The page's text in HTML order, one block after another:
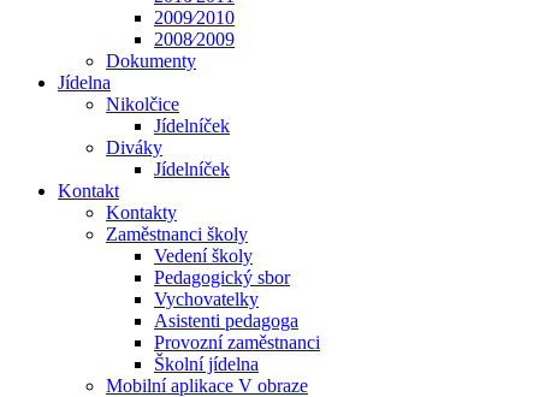
2009⁄2010
2008⁄2009
Dokumenty
Jídelna
Nikolčice
Jídelníček
Diváky
Jídelníček
Kontakt
Kontakty
Zaměstnanci školy
Vedení školy
Pedagogický sbor
Vychovatelky
Asistenti pedagoga
Provozní zaměstnanci
Školní jídelna
Mobilní aplikace V obraze